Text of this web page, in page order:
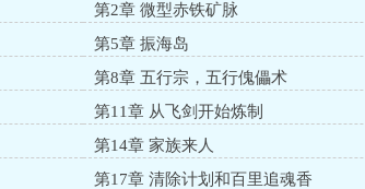
第2章 微型赤铁矿脉
第5章 振海岛
第8章 五行宗，五行傀儡术
第11章 从飞剑开始炼制
第14章 家族来人
第17章 清除计划和百里追魂香